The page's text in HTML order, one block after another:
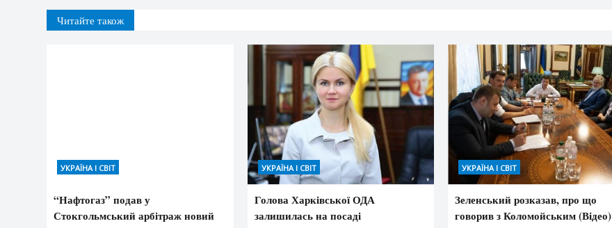
Читайте також
УКРАЇНА І СВІТ
“Нафтогаз” подав у
Стокгольмський арбітраж новий
УКРАЇНА І СВІТ
Голова Харківської ОДА
залишилась на посаді
УКРАЇНА І СВІТ
Зеленський розказав, про що
говорив з Коломойським (Відео)